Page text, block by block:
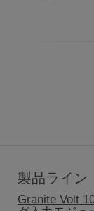
製品ライン
Granite Volt